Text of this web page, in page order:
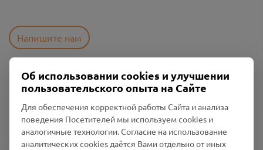
Напишите нам
Пользовательское соглашение
Политика конфиденциальности
Промо-материалы
Настройки cookies
Об использовании cookies и улучшении
пользовательского опыта на Сайте
Для обеспечения корректной работы Сайта и анализа
поведения Посетителей мы используем cookies и
аналогичные технологии. Согласие на использование
аналитических cookies даётся Вами отдельно от иных